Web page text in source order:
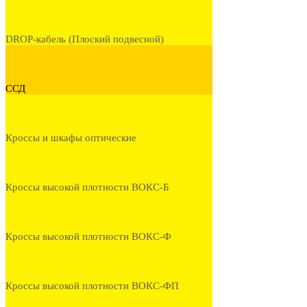
DROP-кабель (Плоский подвесной)
ССД
Кроссы и шкафы оптические
Кроссы высокой плотности ВОКС-Б
Кроссы высокой плотности ВОКС-Ф
Кроссы высокой плотности ВОКС-ФП